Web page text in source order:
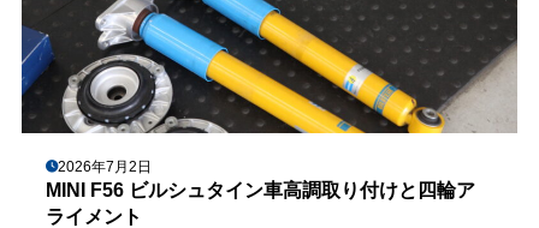
2026年7月2日
MINI F56 ビルシュタイン車高調取り付けと四輪ア
ライメント